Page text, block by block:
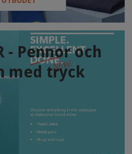
- Pennor och
med tryck